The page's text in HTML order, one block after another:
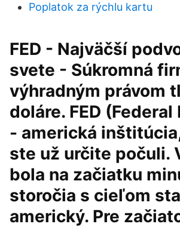
Poplatok za rýchlu kartu
FED - Najväčší
svete - Súkromná
výhradným právom
doláre. FED (Federal
- americká
ste už určite počuli.
bola na začiatku
storočia s cieľom
americký. Pre